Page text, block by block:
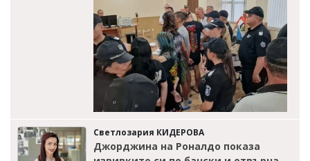
Светлозария КИДЕРОВА
Джорджина на Роналдо показа